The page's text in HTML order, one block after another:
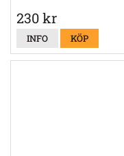
230 kr
INFO KÖP